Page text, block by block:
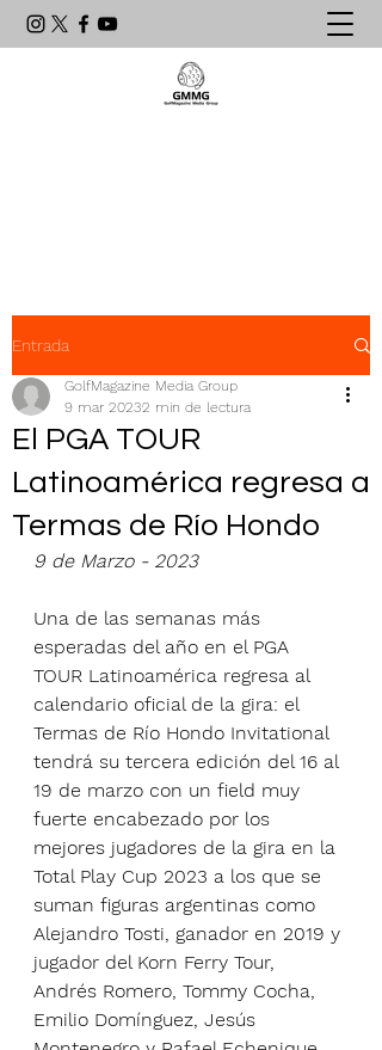
Entrada
El PGA TOUR
Latinoamérica regresa a
Termas de Río Hondo
GolfMagazine Media Group
9 mar 20232 min de lectura
9 de Marzo - 2023
Una de las semanas más
esperadas del año en el PGA
TOUR Latinoamérica regresa al
calendario oficial de la gira: el
Termas de Río Hondo Invitational
tendrá su tercera edición del 16 al
19 de marzo con un field muy
fuerte encabezado por los
mejores jugadores de la gira en la
Total Play Cup 2023 a los que se
suman figuras argentinas como
Alejandro Tosti, ganador en 2019 y
jugador del Korn Ferry Tour,
Andrés Romero, Tommy Cocha,
Emilio Domínguez, Jesús